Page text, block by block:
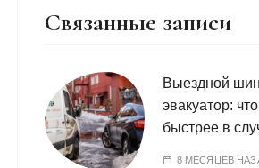
Связанные записи
Выездной
эвакуатор:
быстрее в
8 МЕСЯЦЕВ